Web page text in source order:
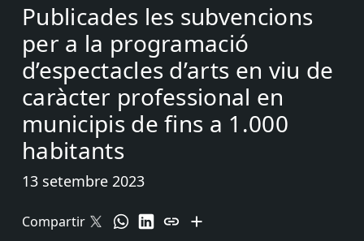
Publicades les subvencions
per a la programació
d’espectacles d’arts en viu de
caràcter professional en
municipis de fins a 1.000
habitants
13 setembre 2023
Compartir